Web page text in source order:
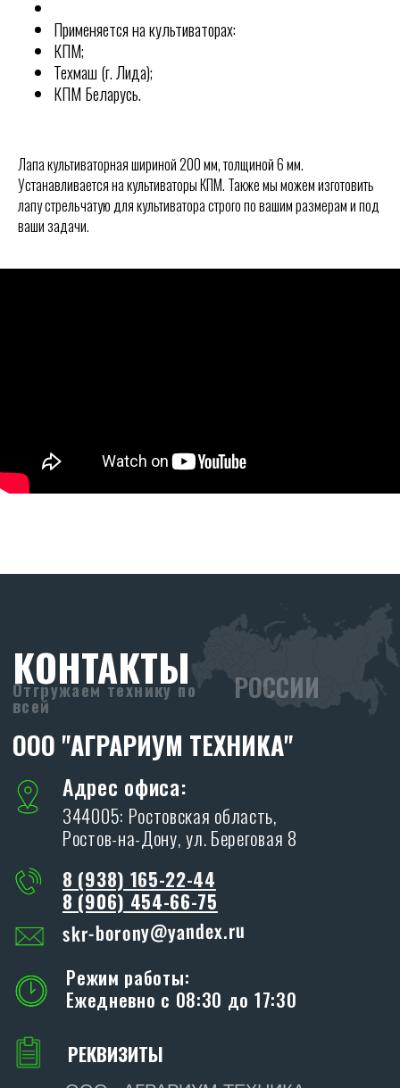
Применяется на культиваторах:
КПМ;
Техмаш (г. Лида);
КПМ Беларусь.
Лапа культиваторная шириной 200 мм, толщиной 6 мм.
Устанавливается на культиваторы КПМ. Также мы можем изготовить
лапу стрельчатую для культиватора строго по вашим размерам и под
ваши задачи.
Отгружаем технику по
всей
РОССИИ
ОСТАВИТЬ ЗАЯВКУ
ООО "АГРАРИУМ ТЕХНИКА"
ПРОИЗВОДСТВОSKR
КОНТАКТЫ
Адрес производства:
347706, Ростовская обл., Кагальницкий
район, ст. Кировская, ул. Славы, 17
Я даю согласие на обработку персональных
политикой
конфиденциальности
ОТПРАВИТЬ